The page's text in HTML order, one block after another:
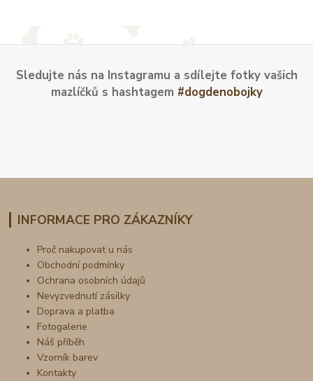
Sledujte nás na Instagramu a sdílejte fotky vašich
mazlíčků s hashtagem #dogdenobojky
INFORMACE PRO ZÁKAZNÍKY
Proč nakupovat u nás
Obchodní podmínky
Ochrana osobních údajů
Nevyzvednutí zásilky
Doprava a platba
Fotogalerie
Náš příběh
Vzorník barev
Kontakty